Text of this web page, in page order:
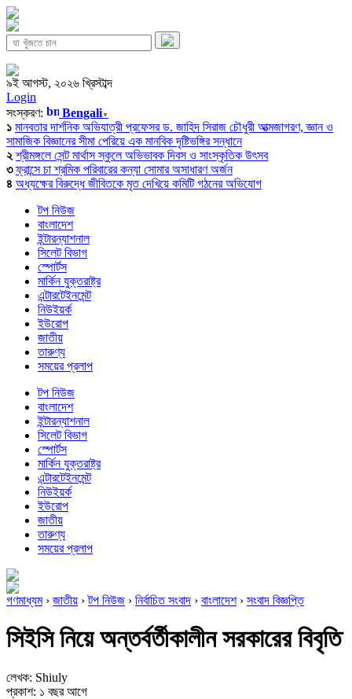
৯ই আগস্ট, ২০২৬ খ্রিস্টাব্দ
Login
সংস্করণ:
Bengali▼
১ মানবতার দার্শনিক অভিযাত্রী প্রফেসর ড. জাহিদ সিরাজ চৌধুরী আত্মজাগরণ, জ্ঞান ও
সামাজিক বিজ্ঞানের সীমা পেরিয়ে এক মানবিক দৃষ্টিভঙ্গির সন্ধানে
২ শ্রীমঙ্গলে সেন্ট মার্থাস স্কুলে অভিভাবক দিবস ও সাংস্কৃতিক উৎসব
৩ ফ্রান্সে চা শ্রমিক পরিবারের কন্যা সোমার অসাধারণ অর্জন
৪ অধ্যক্ষের বিরুদ্ধে জীবিতকে মৃত দেখিয়ে কমিটি গঠনের অভিযোগ
টপ নিউজ
বাংলাদেশ
ইন্টারন্যাশনাল
সিলেট বিভাগ
স্পোর্টস
মার্কিন যুক্তরাষ্ট্র
এন্টারটেইনমেন্ট
নিউইয়র্ক
ইউরোপ
জাতীয়
তারুণ্য
সময়ের প্রলাপ
টপ নিউজ
বাংলাদেশ
ইন্টারন্যাশনাল
সিলেট বিভাগ
স্পোর্টস
মার্কিন যুক্তরাষ্ট্র
এন্টারটেইনমেন্ট
নিউইয়র্ক
ইউরোপ
জাতীয়
তারুণ্য
সময়ের প্রলাপ
গণমাধ্যম› জাতীয় ›টপ নিউজ › নির্বাচিত সংবাদ › বাংলাদেশ› সংবাদ বিজ্ঞপ্তি
সিইসি নিয়ে অন্তর্বর্তীকালীন সরকারের বিবৃতি
লেখক: Shiuly
প্রকাশ: ১ বছর আগে